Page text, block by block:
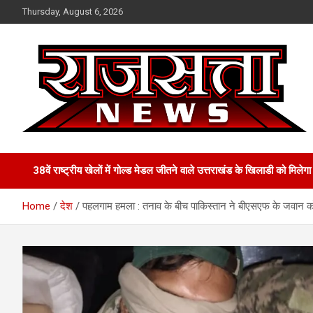
to
Thursday, August 6, 2026
Raj Satta News
38वें राष्ट्रीय खेलों में गोल्‍ड मेडल जीतने वाले उत्तराखंड के खिलाडी को
Home देश पहलगाम हमला : तनाव के बीच पाकिस्तान ने बीएसएफ के जवान